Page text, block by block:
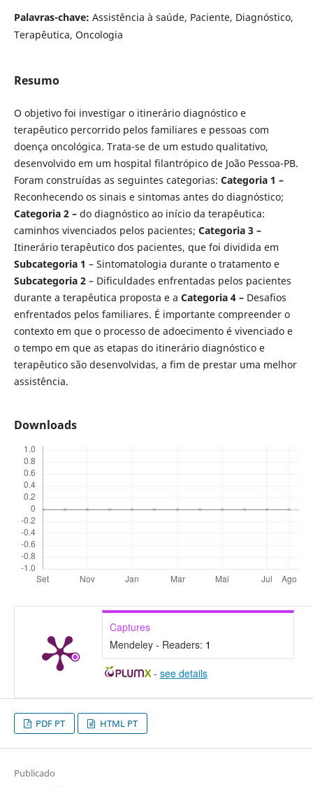
Palavras-chave: Assistência à saúde, Paciente, Diagnóstico,
Terapêutica, Oncologia
Resumo
O objetivo foi investigar o itinerário diagnóstico e
terapêutico percorrido pelos familiares e pessoas com
doença oncológica. Trata-se de um estudo qualitativo,
desenvolvido em um hospital filantrópico de João Pessoa-PB.
Foram construídas as seguintes categorias: Categoria 1 –
Reconhecendo os sinais e sintomas antes do diagnóstico;
Categoria 2 –do diagnóstico ao início da terapêutica:
caminhos vivenciados pelos pacientes; Categoria 3 –
Itinerário terapêutico dos pacientes, que foi dividida em
Subcategoria 1 – Sintomatologia durante o tratamento e
Subcategoria 2– Dificuldades enfrentadas pelos pacientes
durante a terapêutica proposta e a Categoria 4 –Desafios
enfrentados pelos familiares. É importante compreender o
contexto em que o processo de adoecimento é vivenciado e
o tempo em que as etapas do itinerário diagnóstico e
terapêutico são desenvolvidas, a fim de prestar uma melhor
assistência.
Downloads
Captures
Mendeley - Readers: 1
- see details
PDF PT HTML PT
Publicado